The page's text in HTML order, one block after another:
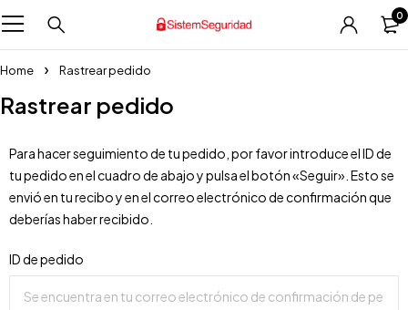
0
Home Rastrear pedido
Rastrear pedido
Para hacer seguimiento de tu pedido, por favor introduce el ID de
tu pedido en el cuadro de abajo y pulsa el botón «Seguir». Esto se
envió en tu recibo y en el correo electrónico de confirmación que
deberías haber recibido.
ID de pedido